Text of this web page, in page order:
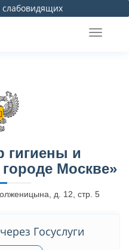
слабовидящих
гигиены и
Москве»
д. 12, стр. 5
Госуслуги